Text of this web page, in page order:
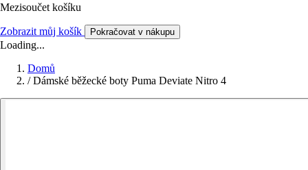
Mezisoučet košíku
Zobrazit můj košík Pokračovat v nákupu
Loading...
Domů
/ Dámské běžecké boty Puma Deviate Nitro 4